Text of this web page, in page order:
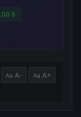
₺
A- A+